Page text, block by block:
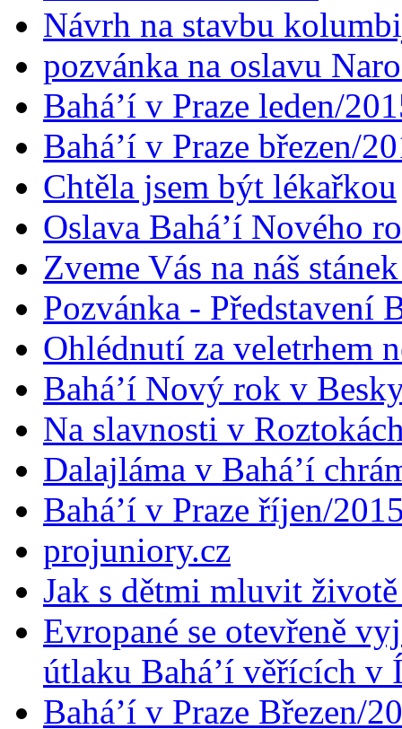
Návrh na stavbu
pozvánka na oslavu
Bahá’í v Praze leden/
Bahá’í v Praze březen/
Chtěla jsem být lékařkou
Oslava Bahá’í Nového
Zveme Vás na náš
Pozvánka - Představení
Ohlédnutí za veletrhem
Bahá’í Nový rok v
Na slavnosti v
Dalajláma v Bahá’í
Bahá’í v Praze říjen/
projuniory.cz
Jak s dětmi mluvit
Evropané se otevřeně
útlaku Bahá’í věřících v
Bahá’í v Praze Březen/